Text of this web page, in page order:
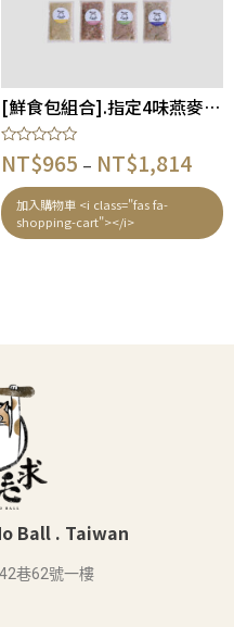
[鮮食包組合].指定4味燕麥X3包營養均衡組合 – 狗適合
評
分
滿
分
5
NT$965 – NT$1,814
加入購物車 <i class="fas fa-
shopping-cart"></i>
Ball . Taiwan
巷62號一樓